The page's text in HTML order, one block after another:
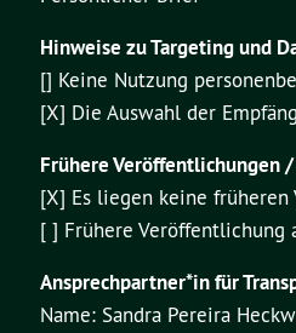
Hinweise zu Targeting und
[] Keine Nutzung
[X] Die Auswahl der
Frühere Veröffentlichungen
[X] Es liegen keine
[ ] Frühere Veröffentlichung
Ansprechpartner*in für
Name: Sandra Pereira